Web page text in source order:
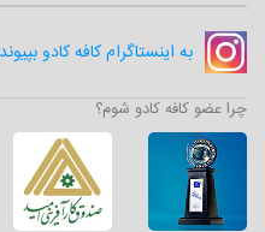
به اینستاگرام کافه کادو
چرا عضو کافه کادو شوم؟